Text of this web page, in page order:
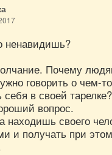
ненавидишь?
Почему
говорить о чем-
себя в своей тарелке?
вопрос.
находишь своего
и получать при этом